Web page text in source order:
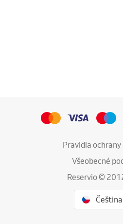
Pravidla
Všeobecné
Reservio ©
Čeština